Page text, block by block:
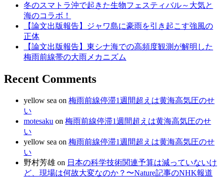
冬のスマトラ沖で起きた生物フェスティバル～大気と
海のコラボ！
【論文出版報告】ジャワ島に豪雨を引き起こす強風の
正体
【論文出版報告】東シナ海での高頻度観測が解明した
梅雨前線帯の大雨メカニズム
Recent Comments
yellow sea on 梅雨前線停滞1週間超えは黄海高気圧のせ
い
motesaku on 梅雨前線停滞1週間超えは黄海高気圧のせ
い
yellow sea on 梅雨前線停滞1週間超えは黄海高気圧のせ
い
野村芳雄 on 日本の科学技術関連予算は減っていないけ
ど、現場は何故大変なのか？〜Nature記事のNHK報道